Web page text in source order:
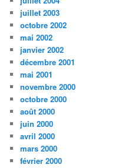
juillet 2003
octobre 2002
mai 2002
janvier 2002
décembre 2001
mai 2001
novembre 2000
octobre 2000
août 2000
juin 2000
avril 2000
mars 2000
février 2000